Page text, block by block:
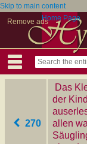
Skip to main content
Remove adsHome Page
270
Das
der
allen